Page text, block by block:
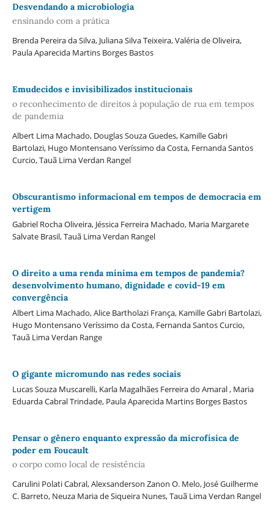
Desvendando a microbiologia
ensinando com a prática
Brenda Pereira da Silva, Juliana Silva Teixeira, Valéria de Oliveira,
Paula Aparecida Martins Borges Bastos
Emudecidos e invisibilizados institucionais
o reconhecimento de direitos à população de rua em tempos
de pandemia
Albert Lima Machado, Douglas Souza Guedes, Kamille Gabri
Bartolazi, Hugo Montensano Veríssimo da Costa, Fernanda Santos
Curcio, Tauã Lima Verdan Rangel
Obscurantismo informacional em tempos de democracia em
vertigem
Gabriel Rocha Oliveira, Jéssica Ferreira Machado, Maria Margarete
Salvate Brasil, Tauã Lima Verdan Rangel
O direito a uma renda mínima em tempos de pandemia?
desenvolvimento humano, dignidade e covid-19 em
convergência
Albert Lima Machado, Alice Bartholazi França, Kamille Gabri Bartolazi,
Hugo Montensano Veríssimo da Costa, Fernanda Santos Curcio,
Tauã Lima Verdan Range
O gigante micromundo nas redes sociais
Lucas Souza Muscarelli, Karla Magalhães Ferreira do Amaral , Maria
Eduarda Cabral Trindade, Paula Aparecida Martins Borges Bastos
Pensar o gênero enquanto expressão da microfísica de
poder em Foucault
o corpo como local de resistência
Carulini Polati Cabral, Alexsanderson Zanon O. Melo, José Guilherme
C. Barreto, Neuza Maria de Siqueira Nunes, Tauã Lima Verdan Rangel